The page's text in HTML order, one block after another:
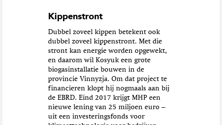
Kippenstront
Dubbel zoveel kippen betekent ook
dubbel zoveel kippenstront. Met die
stront kan energie worden opgewekt,
en daarom wil Kosyuk een grote
biogasinstallatie bouwen in de
provincie Vinnyzja. Om dat project te
financieren klopt hij nogmaals aan bij
de EBRD. Eind 2017 krijgt MHP een
nieuwe lening van 25 miljoen euro –
uit een investeringsfonds voor